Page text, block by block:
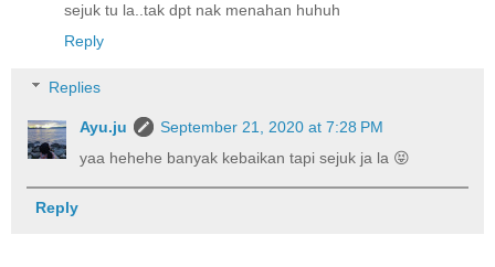
sejuk tu la..tak dpt nak menahan huhuh
Reply
Replies
Ayu.ju
September 21, 2020 at 7:28 PM
yaa hehehe banyak kebaikan tapi sejuk ja la 😝
Reply